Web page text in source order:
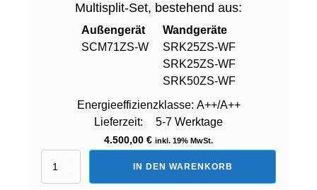
Multisplit-Set, bestehend aus:
Außengerät
SCM71ZS-W
Wandgeräte
SRK25ZS-WF
SRK25ZS-WF
SRK50ZS-WF
Energieeffizienzklasse: A++/A++
Lieferzeit:
5-7 Werktage
4.500,00 € inkl. 19% MwSt.
Set:
IN DEN WARENKORB